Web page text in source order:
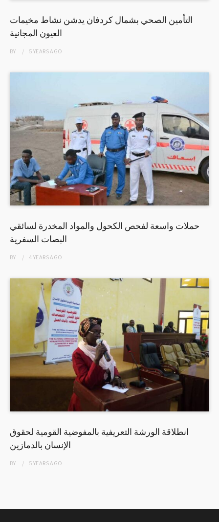
التأمين الصحي بشمال كردفان يدشن نشاط مخيمات
العيون المجانية
BY 5 YEARSAGO
حملات واسعة لفحص الكحول والمواد المخدرة لسائقي
البصات السفرية
BY 4 YEARSAGO
انطلاقة الورشة التعريفية بالمفوضية القومية لحقوق
الإنسان بالدمازين
BY 5 YEARSAGO